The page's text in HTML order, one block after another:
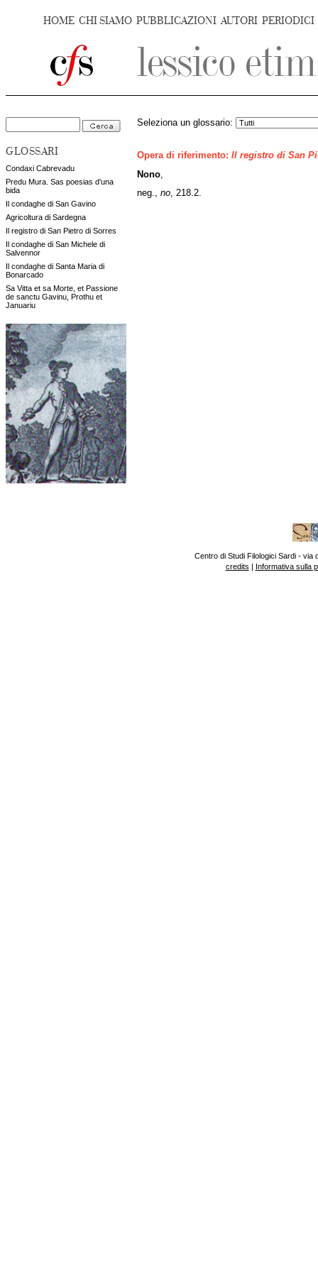
HOME CHI SIAMO PUBBLICAZIONI AUTORI PERIODICI
GLOSSARI
Condaxi Cabrevadu
Predu Mura. Sas poesias d'una
bida
Il condaghe di San Gavino
Agricoltura di Sardegna
Il registro di San Pietro di Sorres
Il condaghe di San Michele di
Salvennor
Il condaghe di Santa Maria di
Bonarcado
Sa Vitta et sa Morte, et Passione
de sanctu Gavinu, Prothu et
Januariu
Seleziona un glossario:
Opera di riferimento: Il registro di San
Nono
neg., no, 218.2.
Centro di Studi Filologici Sardi - via
credits | Informativa sulla